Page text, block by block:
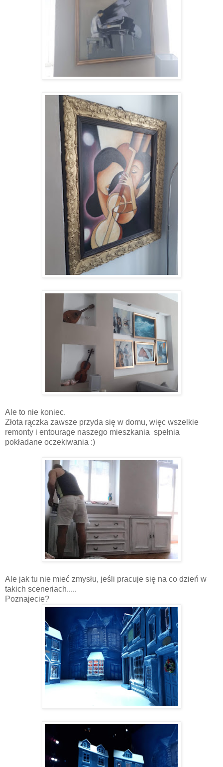
Ale to nie koniec.
Złota rączka zawsze przyda się w domu, więc wszelkie
remonty i entourage naszego mieszkania spełnia
pokładane oczekiwania :)
Ale jak tu nie mieć zmysłu, jeśli pracuje się na co dzień w
takich sceneriach.....
Poznajecie?